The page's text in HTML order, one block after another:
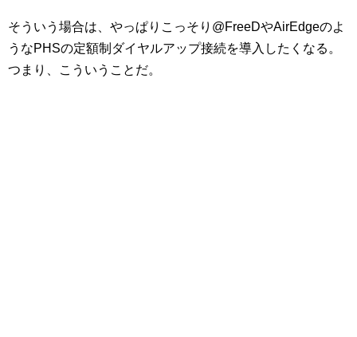
そういう場合は、やっぱりこっそり@FreeDやAirEdgeのよ
うなPHSの定額制ダイヤルアップ接続を導入したくなる。
つまり、こういうことだ。